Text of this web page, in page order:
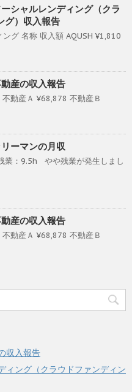
シャルレンディング（クラ
グ）収入報告
ング 名称 収入額 AQUSH ¥1,810
産の収入報告
動産Ａ ¥68,878 不動産Ｂ
ーマンの月収
業：9.5h やや残業が発生しまし
産の収入報告
動産Ａ ¥68,878 不動産Ｂ
収入報告
ィング（クラウドファンディン